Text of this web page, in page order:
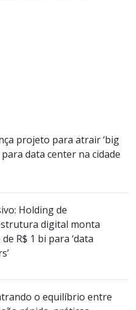
projeto para atrair ‘big
para data center na cidade
Holding de
digital monta
R$ 1 bi para ‘data
o equilíbrio entre